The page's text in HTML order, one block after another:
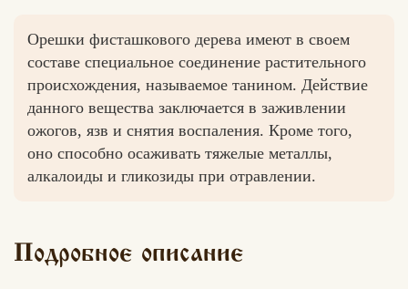
Едлин
Орешки фисташкового дерева имеют в своем
составе специальное соединение растительного
происхождения, называемое танином. Действие
данного вещества заключается в заживлении
ожогов, язв и снятия воспаления. Кроме того,
оно способно осаживать тяжелые металлы,
алкалоиды и гликозиды при отравлении.
Подробное описание